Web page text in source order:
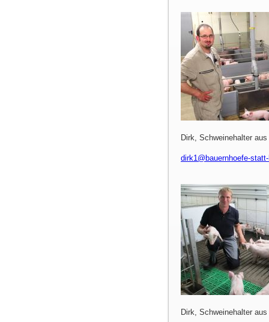
Dirk, Schweinehalter
dirk1@bauernhoefe-
Dirk, Schweinehalter